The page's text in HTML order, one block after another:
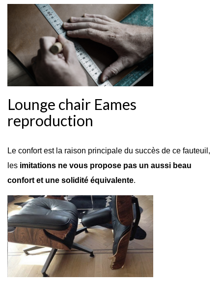
Lounge chair Eames
reproduction
Le confort est la raison principale du succès de ce fauteuil,
les imitations ne vous propose pas un aussi beau
confort et une solidité équivalente.